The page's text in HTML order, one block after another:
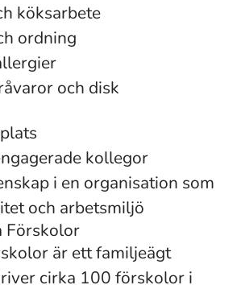
köksarbete
ordning
och disk
kollegor
i en organisation som
och arbetsmiljö
Förskolor
är ett familjeägt
cirka 100 förskolor i